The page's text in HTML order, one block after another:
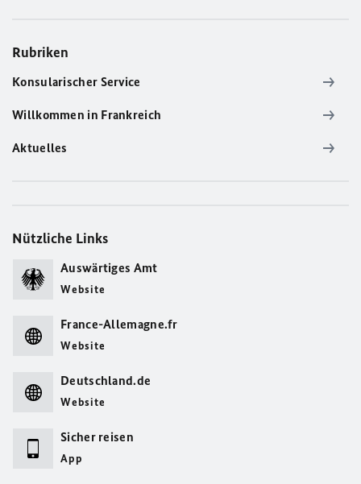
Rubriken
Konsularischer Service
Willkommen in Frankreich
Aktuelles
Nützliche Links
Auswärtiges Amt
Website
France-Allemagne.fr
Website
Deutschland.de
Website
Sicher reisen
App